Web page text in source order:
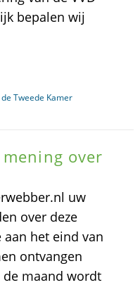
bepalen wij
Tweede Kamer
over
uw
over deze
het eind van
ontvangen
de maand wordt